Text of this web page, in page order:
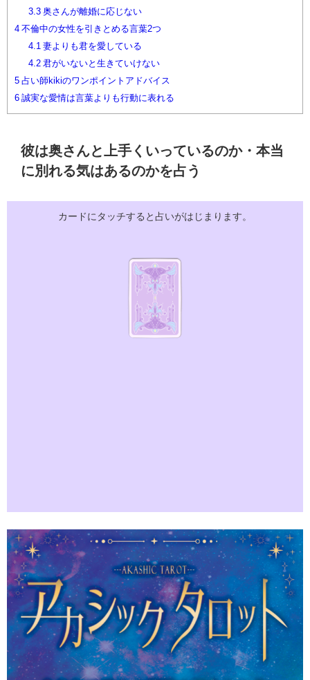
3.3奥さんが離婚に応じない
4 不倫中の女性を引きとめる言葉2つ
4.1 妻よりも君を愛している
4.2君がいないと生きていけない
5 占い師kikiのワンポイントアドバイス
6 誠実な愛情は言葉よりも行動に表れる
彼は奥さんと上手くいっているのか・本当
に別れる気はあるのかを占う
カードにタッチすると占いがはじまります。